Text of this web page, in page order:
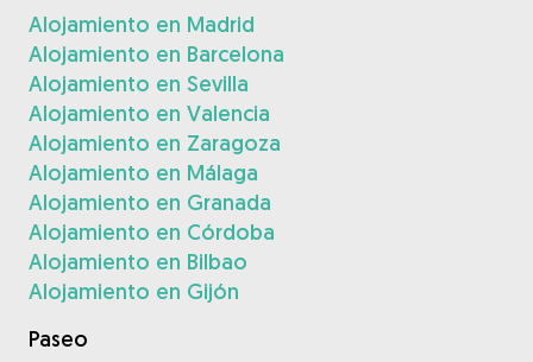
Alojamiento en Madrid
Alojamiento en Barcelona
Alojamiento en Sevilla
Alojamiento en Valencia
Alojamiento en Zaragoza
Alojamiento en Málaga
Alojamiento en Granada
Alojamiento en Córdoba
Alojamiento en Bilbao
Alojamiento en Gijón
Paseo